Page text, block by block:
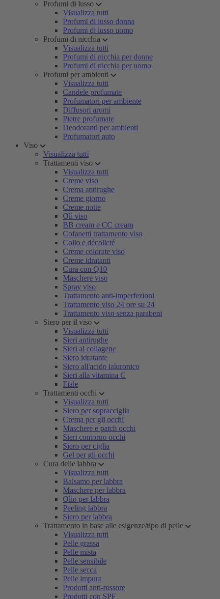
Profumi di lusso
Visualizza tutti
Profumi di lusso donna
Profumi di lusso uomo
Profumi di nicchia
Visualizza tutti
Profumi di nicchia per donne
Profumi di nicchia per uomo
Profumi per ambienti
Visualizza tutti
Candele profumate
Profumatori per ambiente
Diffusori aromi
Pietre profumate
Deodoranti per ambienti
Profumatori auto
Viso
Visualizza tutti
Trattamenti viso
Visualizza tutti
Creme viso
Crema antirughe
Creme giorno
Creme notte
Oli viso
BB cream e CC cream
Cofanetti trattamento viso
Collo e décolleté
Creme colorate viso
Creme idratanti
Cura con Q10
Maschere viso
Spray viso
Trattamento anti-imperfezioni
Trattamento viso 24 ore su 24
Trattamento viso senza parabeni
Siero per il viso
Visualizza tutti
Sieri antirughe
Sieri al collagene
Siero idratante
Siero all'acido ialuronico
Sieri alla vitamina C
Fiale
Trattamenti occhi
Visualizza tutti
Siero per sopracciglia
Crema per gli occhi
Maschere e patch occhi
Sieri contorno occhi
Siero per ciglia
Gel per gli occhi
Cura delle labbra
Visualizza tutti
Balsamo per labbra
Maschere per labbra
Olio per labbra
Peeling labbra
Siero per labbra
Trattamento in base alle esigenze/tipo di pelle
Visualizza tutti
Pelle grassa
Pelle mista
Pelle sensibile
Pelle secca
Pelle impura
Prodotti anti-rossore
Prodotti con SPF